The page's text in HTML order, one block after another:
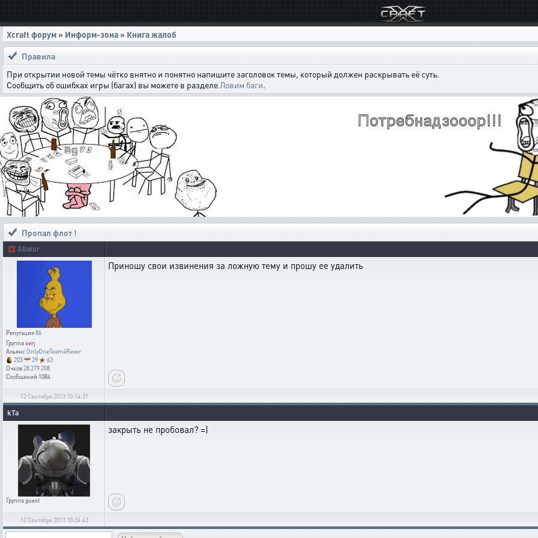
Xcraft форум » Информ-зона » Книга жалоб
Правила
При открытии новой темы чётко внятно и понятно напишите заголовок темы, который должен раскрывать её суть.
Сообщить об ошибках игры (багах) вы можете в разделе Ловим баги.
Пропал флот !
💢 Abatur
Репутация86
Группаxerj
АльянсOnlyOneTeam4Rever
203
29
63
Очков28 279 208
Сообщений 1084
Приношу свои извинения за ложную тему и прошу ее удалить
12 Сентября 2013 10:14:31
kTa
Группаguest
закрыть не пробовал? =)
12 Сентября 2013 10:34:43